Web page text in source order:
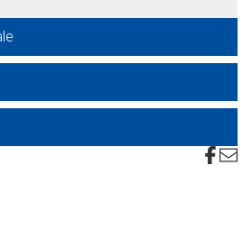
en hyggelig ramme for aktiviteter og de
dels fyrrum med pillefyr, lagermulighed
kan "makkes" i motorer, hvis det ønskes.
mulighed for udleven af sin hobby- - samt